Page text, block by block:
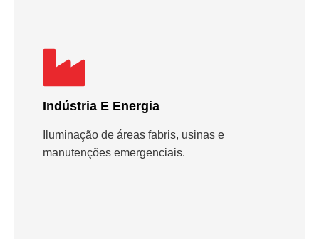
Indústria E Energia
Iluminação de áreas fabris, usinas e
manutenções emergenciais.